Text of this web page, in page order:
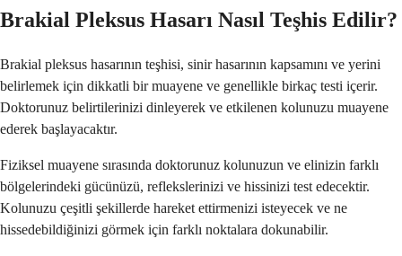
Brakial Pleksus Hasarı Nasıl Teşhis Edilir?
Brakial pleksus hasarının teşhisi, sinir hasarının kapsamını ve yerini
belirlemek için dikkatli bir muayene ve genellikle birkaç testi içerir.
Doktorunuz belirtilerinizi dinleyerek ve etkilenen kolunuzu muayene
ederek başlayacaktır.
Fiziksel muayene sırasında doktorunuz kolunuzun ve elinizin farklı
bölgelerindeki gücünüzü, reflekslerinizi ve hissinizi test edecektir.
Kolunuzu çeşitli şekillerde hareket ettirmenizi isteyecek ve ne
hissedebildiğinizi görmek için farklı noktalara dokunabilir.